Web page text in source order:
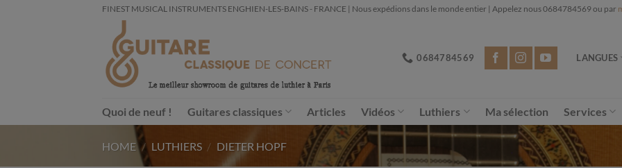
FINEST MUSICAL INSTRUMENTS ENGHIEN-LES-BAINS - FRANCE | Nous expédions dans le monde entier | Appelez nous 0684784569 ou par
0684784569 LANGUES
Quoi de neuf ! Guitares classiques Articles Vidéos Luthiers Ma sélection Services
HOME / LUTHIERS / DIETER HOPF